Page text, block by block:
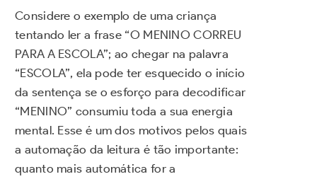
Considere o exemplo de uma criança
tentando ler a frase “O MENINO CORREU
PARA A ESCOLA”; ao chegar na palavra
“ESCOLA”, ela pode ter esquecido o início
da sentença se o esforço para decodificar
“MENINO” consumiu toda a sua energia
mental. Esse é um dos motivos pelos quais
a automação da leitura é tão importante:
quanto mais automática for a